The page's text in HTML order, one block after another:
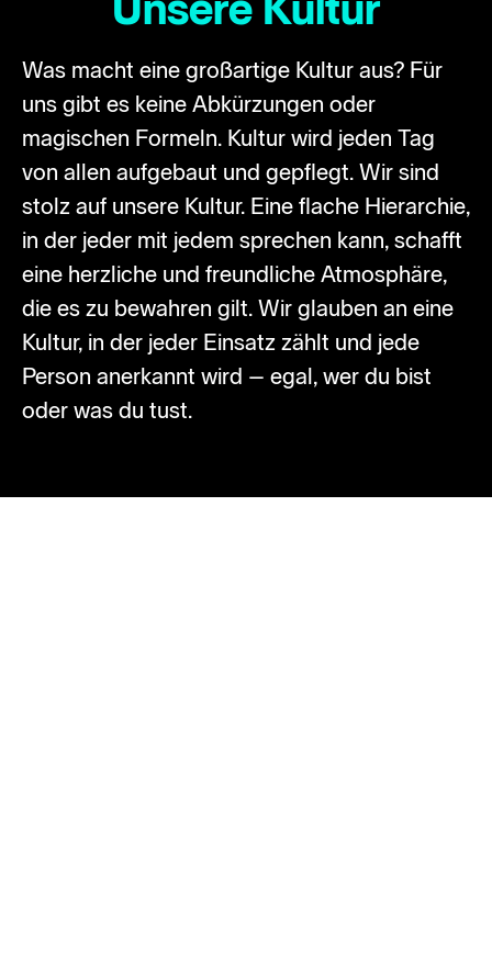
Was macht eine großartige Kultur aus? Für
uns gibt es keine Abkürzungen oder
magischen Formeln. Kultur wird jeden Tag
von allen aufgebaut und gepflegt. Wir sind
stolz auf unsere Kultur. Eine flache Hierarchie,
in der jeder mit jedem sprechen kann, schafft
eine herzliche und freundliche Atmosphäre,
die es zu bewahren gilt. Wir glauben an eine
Kultur, in der jeder Einsatz zählt und jede
Person anerkannt wird – egal, wer du bist
oder was du tust.